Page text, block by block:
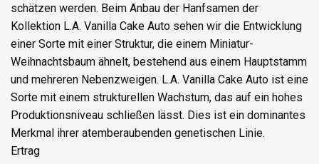
schätzen werden. Beim Anbau der Hanfsamen der
Kollektion L.A. Vanilla Cake Auto sehen wir die Entwicklung
einer Sorte mit einer Struktur, die einem Miniatur-
Weihnachtsbaum ähnelt, bestehend aus einem Hauptstamm
und mehreren Nebenzweigen. L.A. Vanilla Cake Auto ist eine
Sorte mit einem strukturellen Wachstum, das auf ein hohes
Produktionsniveau schließen lässt. Dies ist ein dominantes
Merkmal ihrer atemberaubenden genetischen Linie.
Ertrag